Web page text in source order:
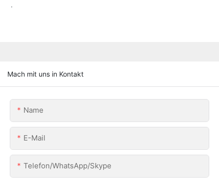
.
Mach mit uns in Kontakt
Name
E-Mail
Telefon/WhatsApp/Skype